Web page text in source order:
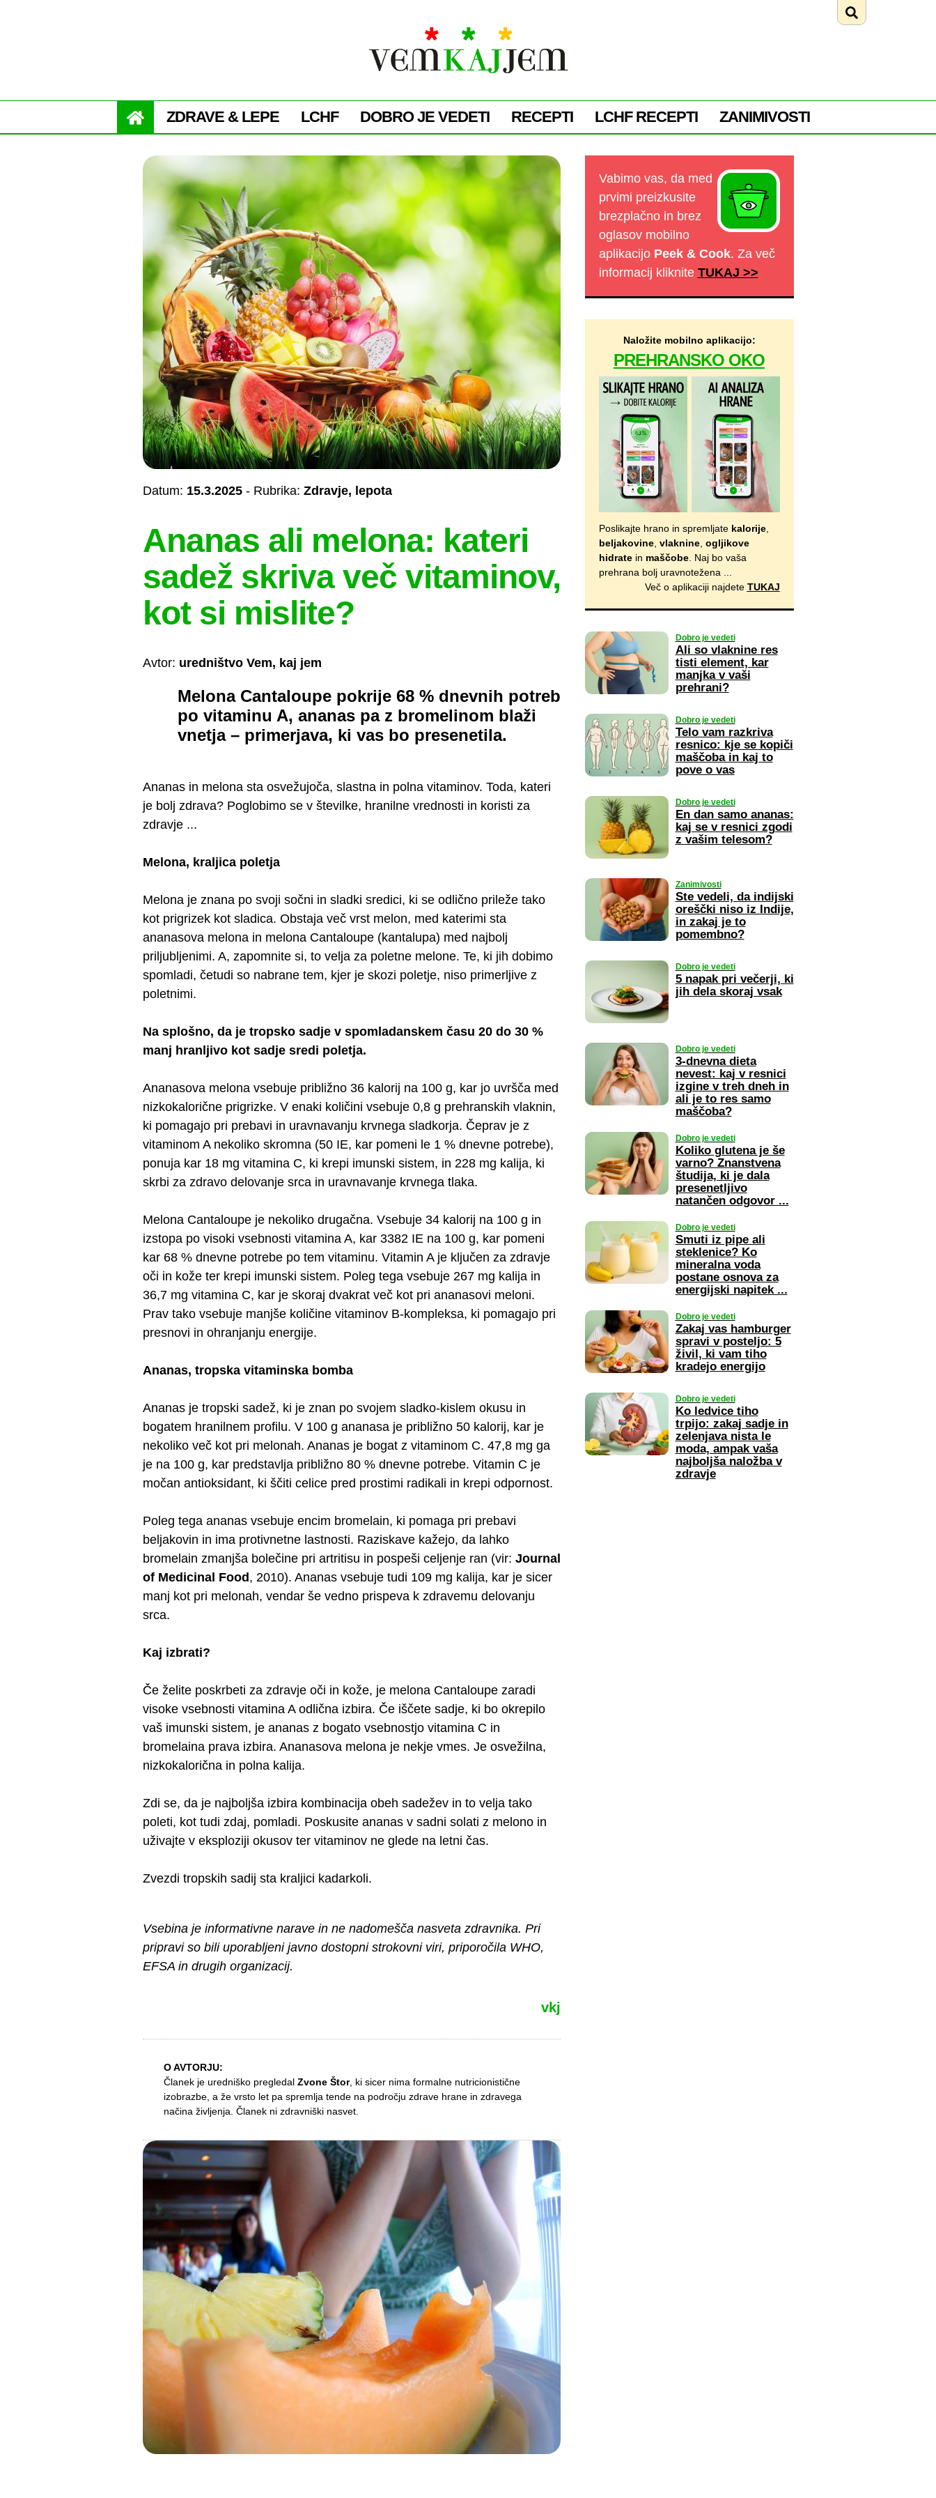
ZDRAVE & LEPE LCHF DOBRO JE VEDETI RECEPTI LCHF RECEPTI ZANIMIVOSTI
Datum: 15.3.2025- Rubrika: Zdravje, lepota
Ananas ali melona: kateri
sadež skriva več vitaminov,
kot si mislite?
Avtor: uredništvo Vem, kaj jem
Melona Cantaloupe pokrije 68 % dnevnih potreb
po vitaminu A, ananas pa z bromelinom blaži
vnetja – primerjava, ki vas bo presenetila.
Ananas in melona sta osvežujoča, slastna in polna vitaminov. Toda, kateri
je bolj zdrava? Poglobimo se v številke, hranilne vrednosti in koristi za
zdravje ...
Melona, kraljica poletja
Melona je znana po svoji sočni in sladki sredici, ki se odlično prileže tako
kot prigrizek kot sladica. Obstaja več vrst melon, med katerimi sta
ananasova melona in melona Cantaloupe (kantalupa) med najbolj
priljubljenimi. A, zapomnite si, to velja za poletne melone. Te, ki jih dobimo
spomladi, četudi so nabrane tem, kjer je skozi poletje, niso primerljive z
poletnimi.
Na splošno, da je tropsko sadje v spomladanskem času 20 do 30 %
manj hranljivo kot sadje sredi poletja.
Ananasova melona vsebuje približno 36 kalorij na 100 g, kar jo uvršča med
nizkokalorične prigrizke. V enaki količini vsebuje 0,8 g prehranskih vlaknin,
ki pomagajo pri prebavi in uravnavanju krvnega sladkorja. Čeprav je z
vitaminom A nekoliko skromna (50 IE, kar pomeni le 1 % dnevne potrebe),
ponuja kar 18 mg vitamina C, ki krepi imunski sistem, in 228 mg kalija, ki
skrbi za zdravo delovanje srca in uravnavanje krvnega tlaka.
Melona Cantaloupe je nekoliko drugačna. Vsebuje 34 kalorij na 100 g in
izstopa po visoki vsebnosti vitamina A, kar 3382 IE na 100 g, kar pomeni
kar 68 % dnevne potrebe po tem vitaminu. Vitamin A je ključen za zdravje
oči in kože ter krepi imunski sistem. Poleg tega vsebuje 267 mg kalija in
36,7 mg vitamina C, kar je skoraj dvakrat več kot pri ananasovi meloni.
Prav tako vsebuje manjše količine vitaminov B-kompleksa, ki pomagajo pri
presnovi in ohranjanju energije.
Ananas, tropska vitaminska bomba
Ananas je tropski sadež, ki je znan po svojem sladko-kislem okusu in
bogatem hranilnem profilu. V 100 g ananasa je približno 50 kalorij, kar je
nekoliko več kot pri melonah. Ananas je bogat z vitaminom C. 47,8 mg ga
je na 100 g, kar predstavlja približno 80 % dnevne potrebe. Vitamin C je
močan antioksidant, ki ščiti celice pred prostimi radikali in krepi odpornost.
Poleg tega ananas vsebuje encim bromelain, ki pomaga pri prebavi
beljakovin in ima protivnetne lastnosti. Raziskave kažejo, da lahko
bromelain zmanjša bolečine pri artritisu in pospeši celjenje ran (vir: Journal
of Medicinal Food , 2010). Ananas vsebuje tudi 109 mg kalija, kar je sicer
manj kot pri melonah, vendar še vedno prispeva k zdravemu delovanju
srca.
Kaj izbrati?
Če želite poskrbeti za zdravje oči in kože, je melona Cantaloupe zaradi
visoke vsebnosti vitamina A odlična izbira. Če iščete sadje, ki bo okrepilo
vaš imunski sistem, je ananas z bogato vsebnostjo vitamina C in
bromelaina prava izbira. Ananasova melona je nekje vmes. Je osvežilna,
nizkokalorična in polna kalija.
Zdi se, da je najboljša izbira kombinacija obeh sadežev in to velja tako
poleti, kot tudi zdaj, pomladi. Poskusite ananas v sadni solati z melono in
uživajte v eksploziji okusov ter vitaminov ne glede na letni čas.
Zvezdi tropskih sadij sta kraljici kadarkoli.
Vsebina je informativne narave in ne nadomešča nasveta zdravnika. Pri
pripravi so bili uporabljeni javno dostopni strokovni viri, priporočila WHO,
EFSA in drugih organizacij.
vkj
O AVTORJU:
Članek je uredniško pregledal Zvone Štor, ki sicer nima formalne nutricionistične
izobrazbe, a že vrsto let pa spremlja tende na področju zdrave hrane in zdravega
načina življenja. Članek ni zdravniški nasvet.
Vabimo vas, da med
prvimi preizkusite
brezplačno in brez
oglasov mobilno
aplikacijo Peek & Cook. Za več
informacij kliknite TUKAJ >>
Naložite mobilno aplikacijo:
PREHRANSKO OKO
Poslikajte hrano in spremljate kalorije,
beljakovine, vlaknine, ogljikove
hidratein maščobe. Naj bo vaša
prehrana bolj uravnotežena ...
Več o aplikaciji najdete TUKAJ
Dobro je vedeti
Ali so vlaknine res
tisti element, kar
manjka v vaši
prehrani?
Dobro je vedeti
Telo vam razkriva
resnico: kje se kopiči
maščoba in kaj to
pove o vas
Dobro je vedeti
En dan samo ananas:
kaj se v resnici zgodi
z vašim telesom?
Zanimivosti
Ste vedeli, da indijski
oreščki niso iz Indije,
in zakaj je to
pomembno?
Dobro je vedeti
5 napak pri večerji, ki
jih dela skoraj vsak
Dobro je vedeti
3-dnevna dieta
nevest: kaj v resnici
izgine v treh dneh in
ali je to res samo
maščoba?
Dobro je vedeti
Koliko glutena je še
varno? Znanstvena
študija, ki je dala
presenetljivo
natančen odgovor ...
Dobro je vedeti
Smuti iz pipe ali
steklenice? Ko
mineralna voda
postane osnova za
energijski napitek ...
Dobro je vedeti
Zakaj vas hamburger
spravi v posteljo: 5
živil, ki vam tiho
kradejo energijo
Dobro je vedeti
Ko ledvice tiho
trpijo: zakaj sadje in
zelenjava nista le
moda, ampak vaša
najboljša naložba v
zdravje